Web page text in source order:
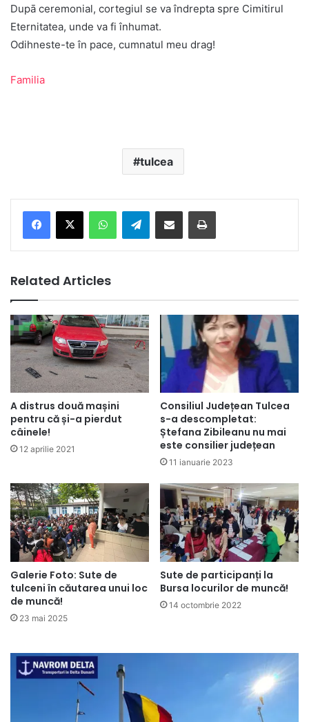
Dupā ceremonial, cortegiul se va îndrepta spre Cimitirul
Eternitatea, unde va fi înhumat.
Odihneste-te în pace, cumnatul meu drag!
Familia
tulcea
Telegram
Related Articles
A distrus două mașini
pentru că și-a pierdut
câinele!
12 aprilie 2021
Consiliul Județean Tulcea
s-a descompletat:
Ștefana Zibileanu nu mai
este consilier județean
11 ianuarie 2023
Galerie Foto: Sute de
tulceni în căutarea unui loc
de muncă!
23 mai 2025
Sute de participanți la
Bursa locurilor de muncă!
14 octombrie 2022